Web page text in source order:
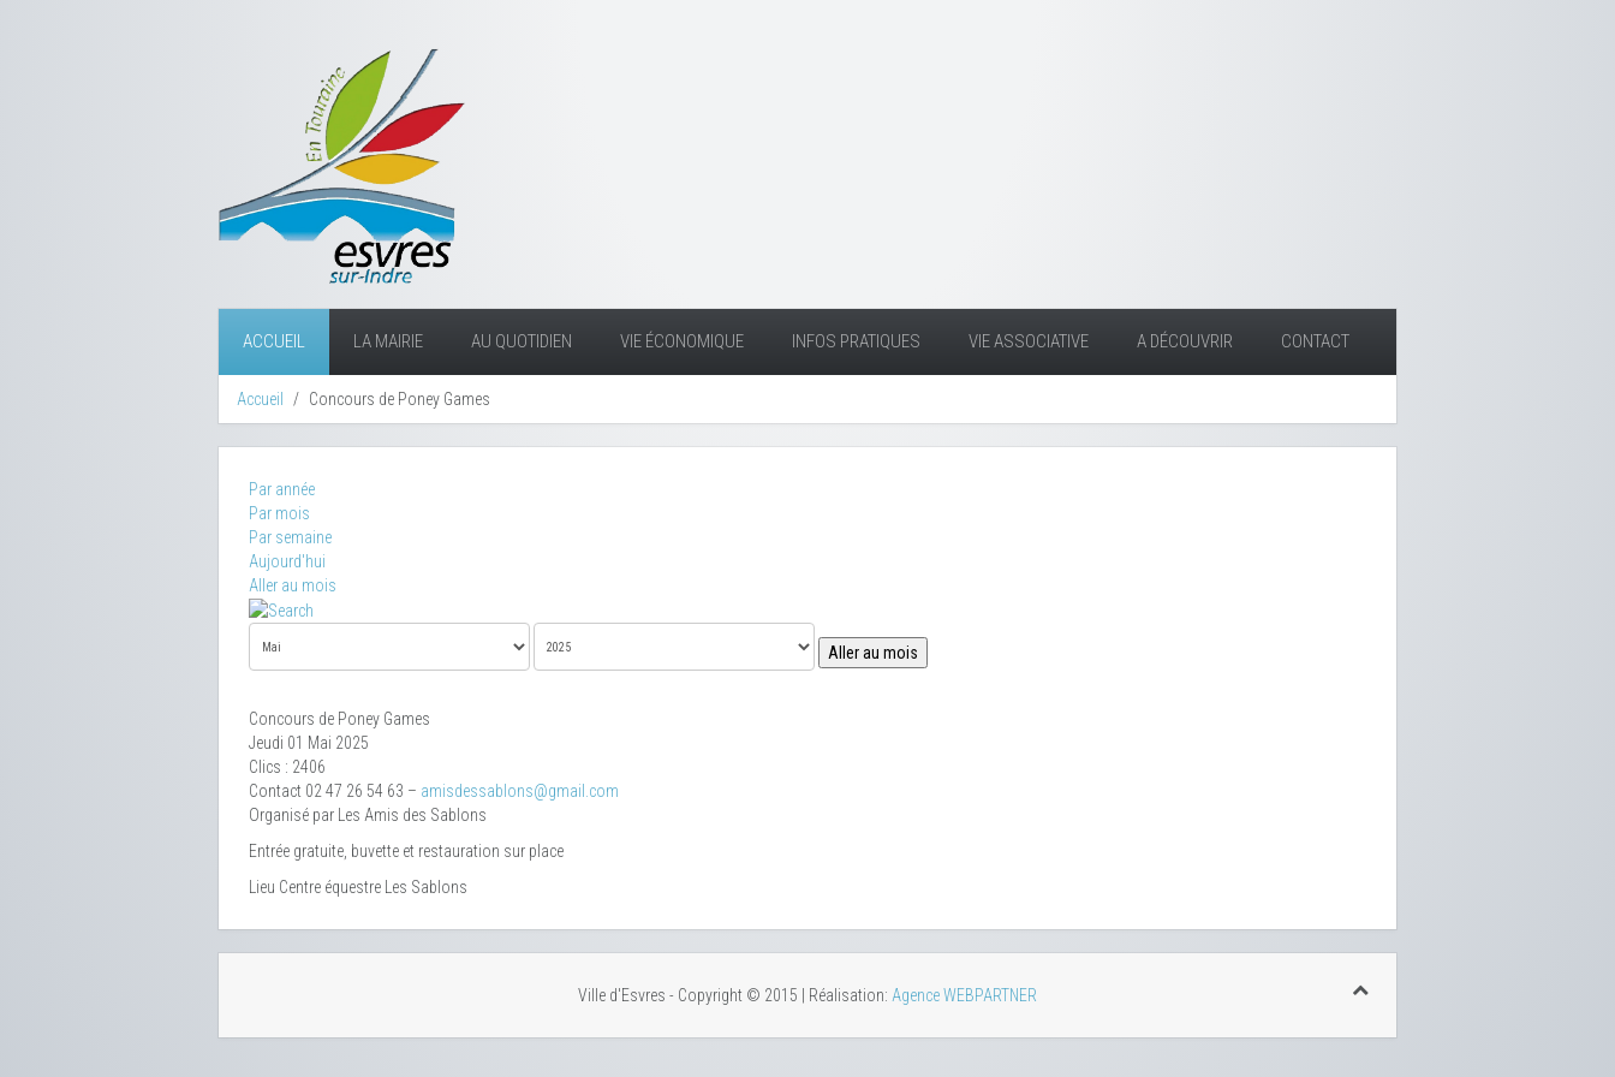
ACCUEIL LA MAIRIE AU QUOTIDIEN VIE ÉCONOMIQUE INFOS PRATIQUES VIE ASSOCIATIVE A DÉCOUVRIR CONTACT
Accueil Concours de Poney Games
Par année
Par mois
Par semaine
Aujourd'hui
Aller au mois
Aller au mois
Concours de Poney Games
Jeudi 01 Mai 2025
Clics : 2406
Contact 02 47 26 54 63 – amisdessablons@gmail.com
Organisé par Les Amis des Sablons
Entrée gratuite, buvette et restauration sur place
Lieu Centre équestre Les Sablons
Ville d'Esvres - Copyright © 2015 | Réalisation: Agence WEBPARTNER